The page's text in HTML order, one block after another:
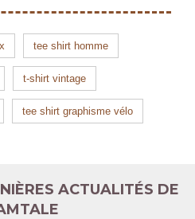
tee shirt homme
t-shirt vintage
tee shirt graphisme vélo
ACTUALITÉS DE